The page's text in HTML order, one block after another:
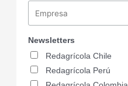
Newsletters
Redagrícola Chile
Redagrícola Perú